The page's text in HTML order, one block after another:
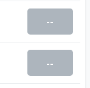
--
--